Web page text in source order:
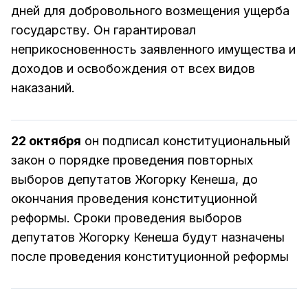
дней для добровольного возмещения ущерба
государству. Он гарантировал
неприкосновенность заявленного имущества и
доходов и освобождения от всех видов
наказаний.
22 октября он подписал конституциональный
закон о порядке проведения повторных
выборов депутатов Жогорку Кенеша, до
окончания проведения конституционной
реформы. Сроки проведения выборов
депутатов Жогорку Кенеша будут назначены
после проведения конституционной реформы